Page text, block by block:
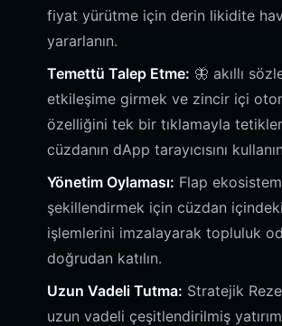
fiyat yürütme için derin likidite
yararlanın.
Temettü Talep Etme: 🦋 akıllı
etkileşime girmek ve zincir içi
özelliğini tek bir tıklamayla
cüzdanın dApp tarayıcısını
Yönetim Oylaması: Flap
şekillendirmek için cüzdan
işlemlerini imzalayarak topluluk
doğrudan katılın.
Uzun Vadeli Tutma: Stratejik
uzun vadeli çeşitlendirilmiş